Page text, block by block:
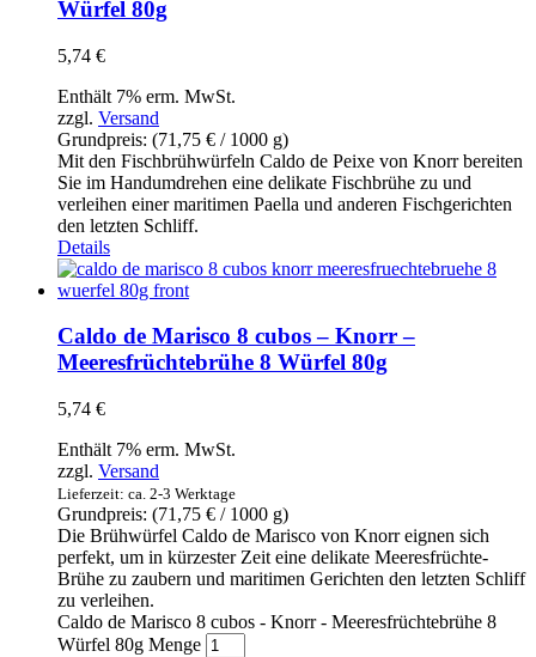
Würfel 80g
5,74 €
Enthält 7% erm. MwSt.
zzgl. Versand
Grundpreis: (71,75 € / 1000 g)
Mit den Fischbrühwürfeln Caldo de Peixe von Knorr bereiten
Sie im Handumdrehen eine delikate Fischbrühe zu und
verleihen einer maritimen Paella und anderen Fischgerichten
den letzten Schliff.
Details
Caldo de Marisco 8 cubos – Knorr –
Meeresfrüchtebrühe 8 Würfel 80g
5,74 €
Enthält 7% erm. MwSt.
zzgl. Versand
Lieferzeit: ca. 2-3 Werktage
Grundpreis: (71,75 € / 1000 g)
Die Brühwürfel Caldo de Marisco von Knorr eignen sich
perfekt, um in kürzester Zeit eine delikate Meeresfrüchte-
Brühe zu zaubern und maritimen Gerichten den letzten Schliff
zu verleihen.
Caldo de Marisco 8 cubos - Knorr - Meeresfrüchtebrühe 8
Würfel 80g Menge